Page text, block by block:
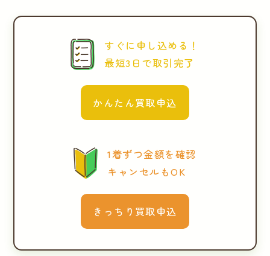
すぐに申し込める！
最短3日で取引完了
かんたん買取申込
1着ずつ金額を確認
キャンセルもOK
きっちり買取申込